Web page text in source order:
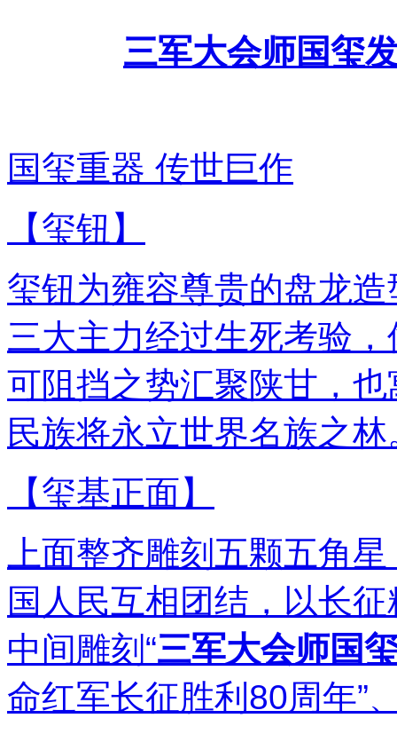
三军大会师国玺
国玺重器 传世巨作
【玺钮】
玺钮为雍容尊贵的盘龙
三大主力经过生死考验
可阻挡之势汇聚陕甘，
民族将永立世界名族之林
【玺基正面】
上面整齐雕刻五颗五角
国人民互相团结，以长
中间雕刻“三军大会师国
命红军长征胜利80周年”